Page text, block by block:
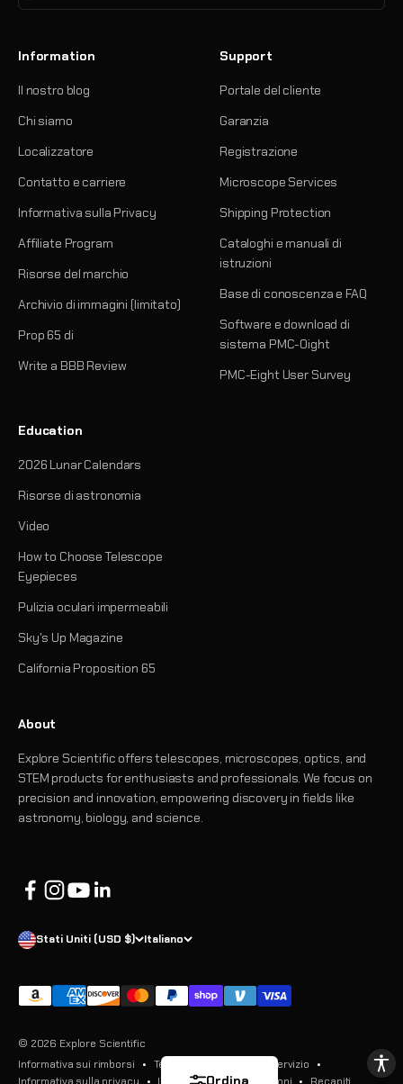
Ordina
Information
Il nostro blog
Chi siamo
Localizzatore
Contatto e carriere
Informativa sulla Privacy
Affiliate Program
Risorse del marchio
Archivio di immagini (limitato)
Prop 65 di
Write a BBB Review
Support
Portale del cliente
Garanzia
Registrazione
Microscope Services
Shipping Protection
Cataloghi e manuali di
istruzioni
Base di conoscenza e FAQ
Software e download di
sistema PMC-Oight
PMC-Eight User Survey
Education
2026 Lunar Calendars
Risorse di astronomia
Video
How to Choose Telescope
Eyepieces
Pulizia oculari impermeabili
Sky's Up Magazine
California Proposition 65
About
Explore Scientific offers telescopes, microscopes, optics, and
STEM products for enthusiasts and professionals. We focus on
precision and innovation, empowering discovery in fields like
astronomy, biology, and science.
Stati Uniti (USD $) Italiano
© 2026 Explore Scientific
Informativa sui rimborsi
Termini e condizioni del servizio